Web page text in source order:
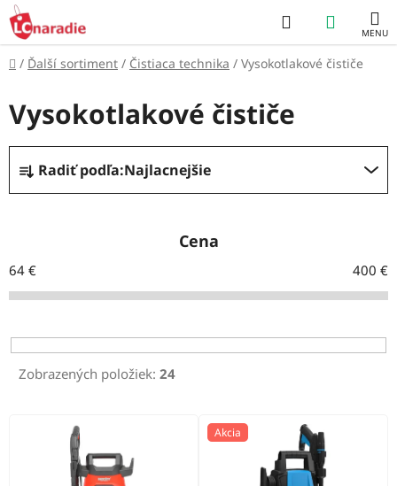
Prejsť
na
obsah
Hľadať
KOŠÍK
Domov
/ Ďalší sortiment / Čistiaca technika / Vysokotlakové čističe
Vysokotlakové čističe
R
a
n
i
p
r
Radiť podľa:Najlacnejšie
Cena
64 € 400 €
Zobrazených položiek: 24
Akcia